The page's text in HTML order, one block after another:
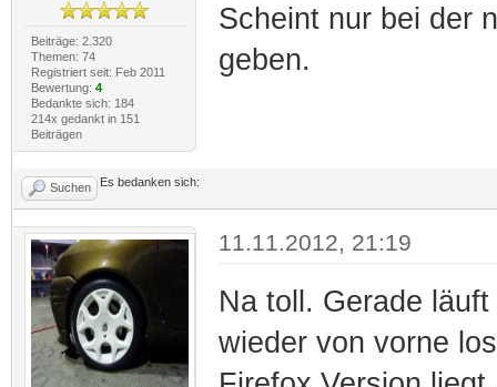
Beiträge: 2.320
Themen: 74
Registriert seit: Feb 2011
Bewertung: 4
Bedankte sich: 184
214x gedankt in 151
Beiträgen
Scheint nur bei der
geben.
Suchen Es bedanken sich:
11.11.2012, 21:19
Na toll. Gerade
wieder von vorne